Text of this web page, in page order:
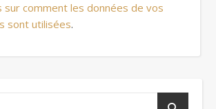
sur comment les données de vos
sont utilisées.